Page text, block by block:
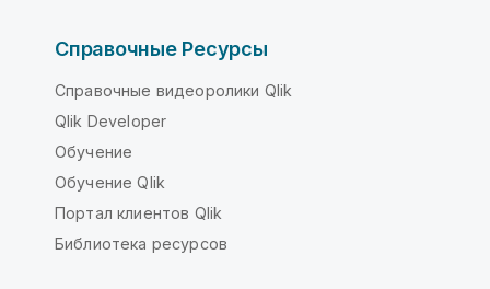
Справочные Ресурсы
Справочные видеоролики Qlik
Qlik Developer
Обучение
Обучение Qlik
Портал клиентов Qlik
Библиотека ресурсов